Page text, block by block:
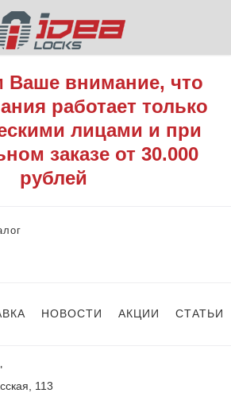
внимание, что
работает только
лицами и при
заказе от 30.000
рублей
НОВОСТИ АКЦИИ СТАТЬИ
113